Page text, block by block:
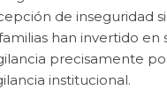
de inseguridad
han invertido en
precisamente
institucional.